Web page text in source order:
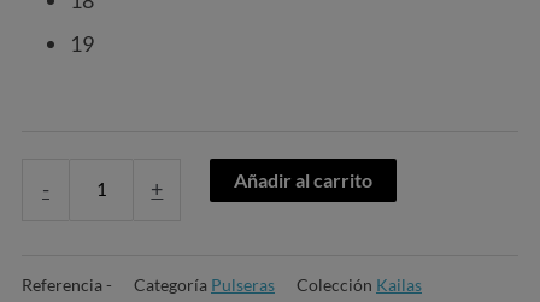
19
- + Añadir al carrito
Referencia - Categoría Pulseras Colección Kailas